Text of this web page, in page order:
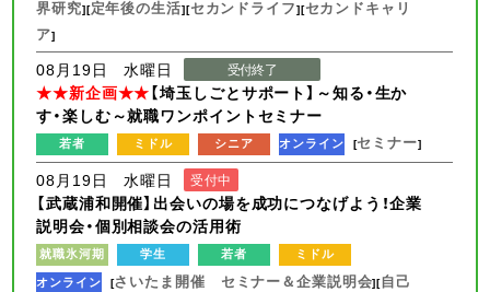
界研究][定年後の生活][セカンドライフ][セカンドキャリ
ア]
08月19日 水曜日 受付終了
★★新企画★★【埼玉しごとサポート】～知る・生か
す・楽しむ～就職ワンポイントセミナー
若者 ミドル シニア オンライン [セミナー]
08月19日 水曜日 受付中
【武蔵浦和開催】出会いの場を成功につなげよう！企業
説明会・個別相談会の活用術
就職氷河期 学生 若者
ミドル
オンライン [さいたま開催 セミナー＆企業説明会][自己